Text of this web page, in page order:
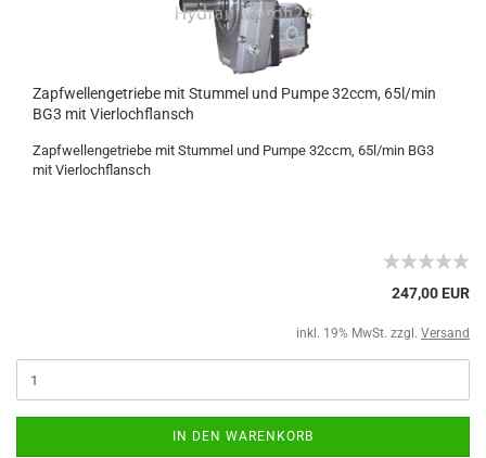
Zapfwellengetriebe mit Stummel und Pumpe 32ccm, 65l/min
BG3 mit Vierlochflansch
Zapfwellengetriebe mit Stummel und Pumpe 32ccm, 65l/min BG3
mit Vierlochflansch
247,00 EUR
inkl. 19% MwSt. zzgl. Versand
IN DEN WARENKORB